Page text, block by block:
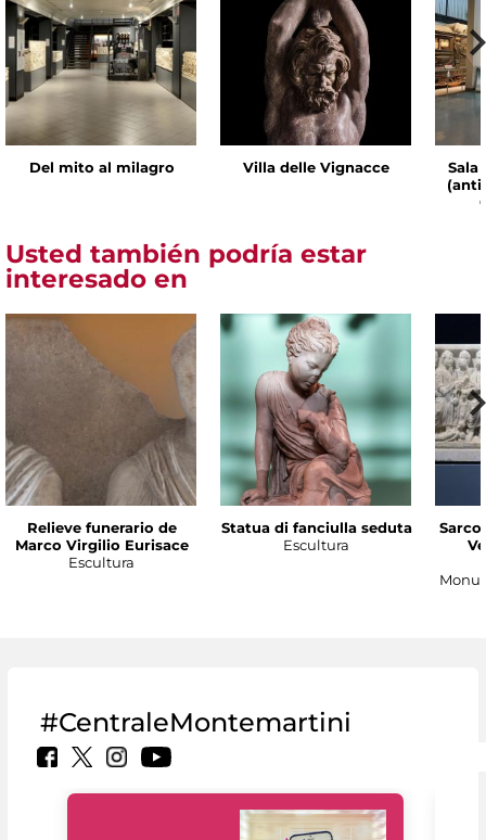
Del mito al milagro Villa delle Vignacce
Sala
Usted también podría estar
interesado en
Relieve funerario de
Marco Virgilio Eurisace
Escultura
Statua di fanciulla seduta
Escultura
#CentraleMontemartini